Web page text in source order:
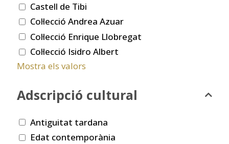
Castell de Tibi
Col·lecció Andrea Azuar
Col·lecció Enrique Llobregat
Col·lecció Isidro Albert
Mostra els valors
Adscripció cultural
Antiguitat tardana
Edat contemporània